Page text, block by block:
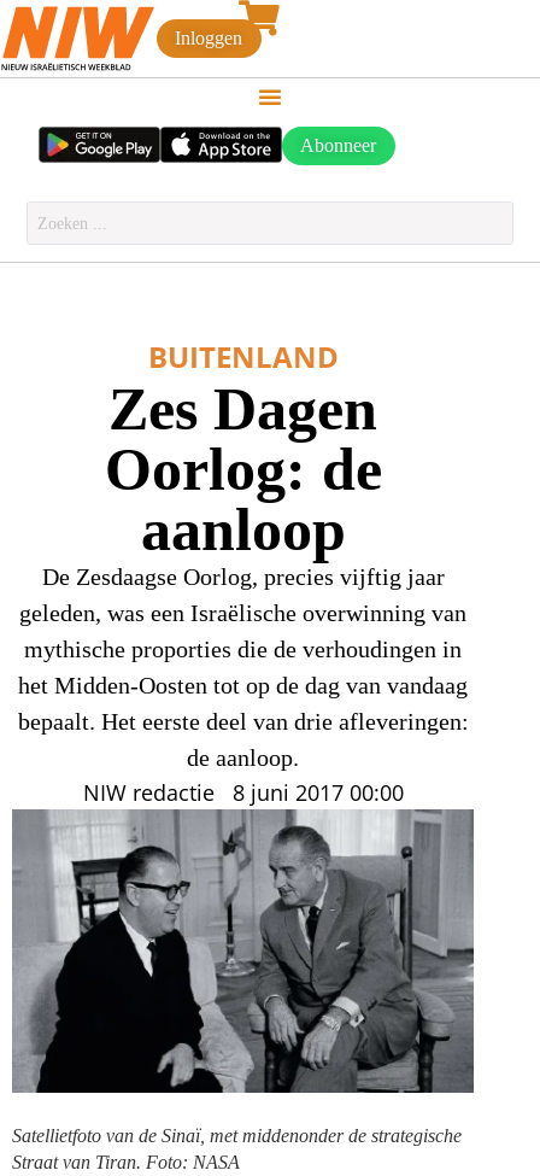
Inloggen
Abonneer
BUITENLAND
Zes Dagen
Oorlog: de
aanloop
De Zesdaagse Oorlog, precies vijftig jaar
geleden, was een Israëlische overwinning van
mythische proporties die de verhoudingen in
het Midden-Oosten tot op de dag van vandaag
bepaalt. Het eerste deel van drie afleveringen:
de aanloop.
NIW redactie 8 juni 2017 00:00
Satellietfoto van de Sinaï, met middenonder de strategische
Straat van Tiran. Foto: NASA